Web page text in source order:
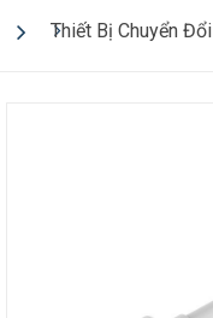
Thiết Bị Chuyển Đổi